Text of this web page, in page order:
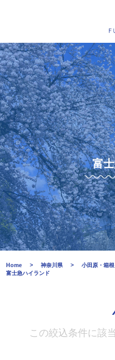
富
Home 神奈川県 小田原・箱根
富士急ハイランド
この絞込条件に該